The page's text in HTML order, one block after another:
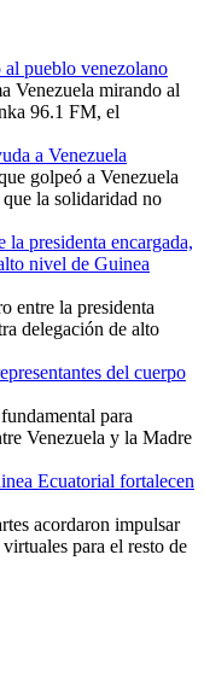
pueblo venezolano
Venezuela mirando al
96.1 FM, el
a Venezuela
golpeó a Venezuela
la solidaridad no
la presidenta encargada,
nivel de Guinea
entre la presidenta
delegación de alto
del cuerpo
para
Venezuela y la Madre
Ecuatorial fortalecen
acordaron impulsar
para el resto de